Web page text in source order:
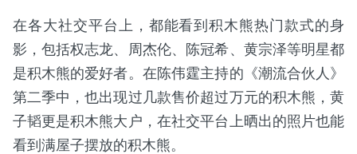
在各大社交平台上，都能看到积木熊热门款式的身
影，包括权志龙、周杰伦、陈冠希、黄宗泽等明星都
是积木熊的爱好者。在陈伟霆主持的《潮流合伙人》
第二季中，也出现过几款售价超过万元的积木熊，黄
子韬更是积木熊大户，在社交平台上晒出的照片也能
看到满屋子摆放的积木熊。